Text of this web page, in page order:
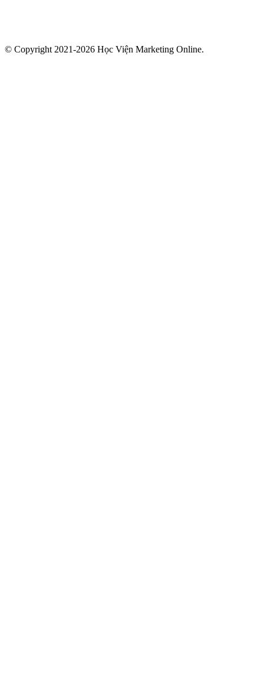
© Copyright 2021-2026 Học Viện Marketing Online.